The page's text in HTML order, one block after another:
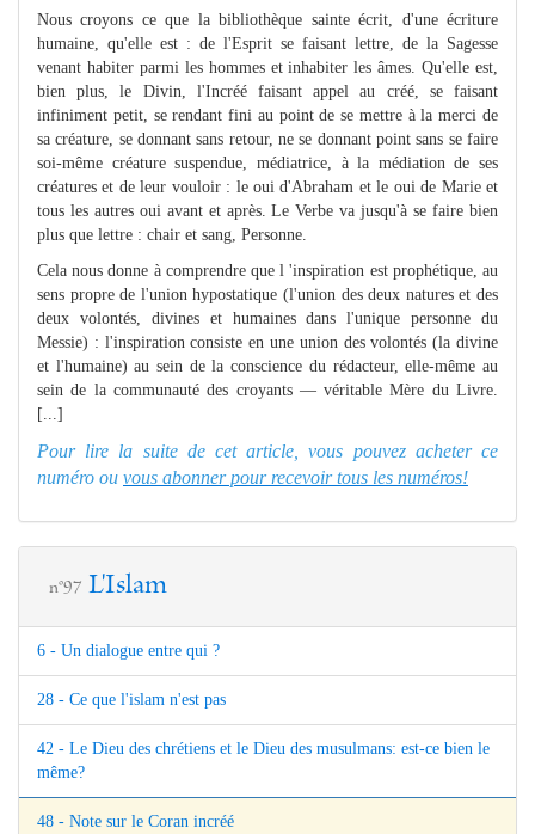
Nous croyons ce que la bibliothèque sainte écrit, d'une écriture
humaine, qu'elle est : de l'Esprit se faisant lettre, de la Sagesse
venant habiter parmi les hommes et inhabiter les âmes. Qu'elle est,
bien plus, le Divin, l'Incréé faisant appel au créé, se faisant
infiniment petit, se rendant fini au point de se mettre à la merci de
sa créature, se donnant sans retour, ne se donnant point sans se faire
soi-même créature suspendue, médiatrice, à la médiation de ses
créatures et de leur vouloir : le oui d'Abraham et le oui de Marie et
tous les autres oui avant et après. Le Verbe va jusqu'à se faire bien
plus que lettre : chair et sang, Personne.
Cela nous donne à comprendre que l 'inspiration est prophétique, au
sens propre de l'union hypostatique (l'union des deux natures et des
deux volontés, divines et humaines dans l'unique personne du
Messie) : l'inspiration consiste en une union des volontés (la divine
et l'humaine) au sein de la conscience du rédacteur, elle-même au
sein de la communauté des croyants — véritable Mère du Livre.
[...]
Pour lire la suite de cet article, vous pouvez acheter ce
numéro ou vous abonner pour recevoir tous les numéros!
n°97 L'Islam
6 - Un dialogue entre qui ?
28 - Ce que l'islam n'est pas
42 - Le Dieu des chrétiens et le Dieu des musulmans: est-ce bien le
même?
48 - Note sur le Coran incréé